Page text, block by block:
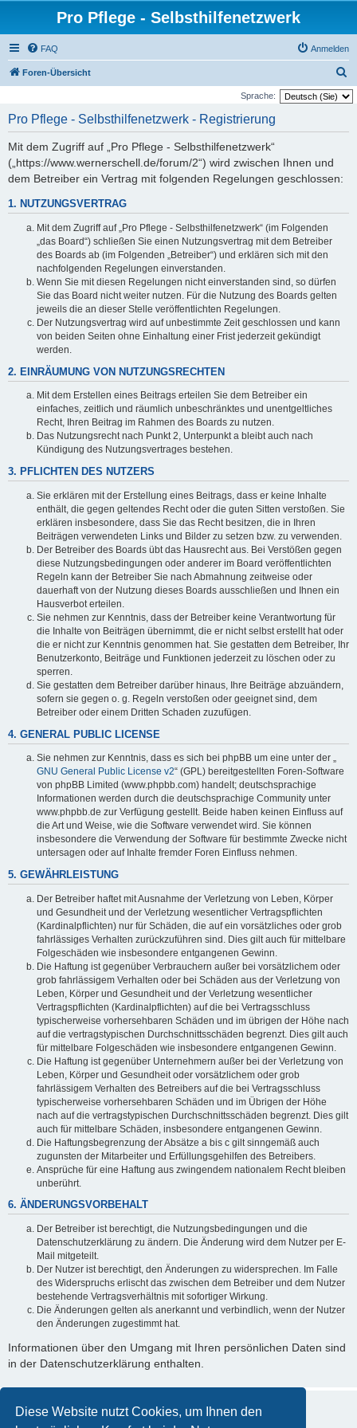
Diese Website nutzt Cookies, um Ihnen den
Pro Pflege - Selbsthilfenetzwerk
FAQ Anmelden
Foren-Übersicht
u
Sprache:
Pro Pflege - Selbsthilfenetzwerk - Registrierung
Mit dem Zugriff auf „Pro Pflege - Selbsthilfenetzwerk“
(„https://www.wernerschell.de/forum/2“) wird zwischen Ihnen und
dem Betreiber ein Vertrag mit folgenden Regelungen geschlossen:
1. NUTZUNGSVERTRAG
Mit dem Zugriff auf „Pro Pflege - Selbsthilfenetzwerk“ (im Folgenden
„das Board“) schließen Sie einen Nutzungsvertrag mit dem Betreiber
des Boards ab (im Folgenden „Betreiber“) und erklären sich mit den
nachfolgenden Regelungen einverstanden.
Wenn Sie mit diesen Regelungen nicht einverstanden sind, so dürfen
Sie das Board nicht weiter nutzen. Für die Nutzung des Boards gelten
jeweils die an dieser Stelle veröffentlichten Regelungen.
Der Nutzungsvertrag wird auf unbestimmte Zeit geschlossen und kann
von beiden Seiten ohne Einhaltung einer Frist jederzeit gekündigt
werden.
2. EINRÄUMUNG VON NUTZUNGSRECHTEN
Mit dem Erstellen eines Beitrags erteilen Sie dem Betreiber ein
einfaches, zeitlich und räumlich unbeschränktes und unentgeltliches
Recht, Ihren Beitrag im Rahmen des Boards zu nutzen.
Das Nutzungsrecht nach Punkt 2, Unterpunkt a bleibt auch nach
Kündigung des Nutzungsvertrages bestehen.
3. PFLICHTEN DES NUTZERS
Sie erklären mit der Erstellung eines Beitrags, dass er keine Inhalte
enthält, die gegen geltendes Recht oder die guten Sitten verstoßen. Sie
erklären insbesondere, dass Sie das Recht besitzen, die in Ihren
Beiträgen verwendeten Links und Bilder zu setzen bzw. zu verwenden.
Der Betreiber des Boards übt das Hausrecht aus. Bei Verstößen gegen
diese Nutzungsbedingungen oder anderer im Board veröffentlichten
Regeln kann der Betreiber Sie nach Abmahnung zeitweise oder
dauerhaft von der Nutzung dieses Boards ausschließen und Ihnen ein
Hausverbot erteilen.
Sie nehmen zur Kenntnis, dass der Betreiber keine Verantwortung für
die Inhalte von Beiträgen übernimmt, die er nicht selbst erstellt hat oder
die er nicht zur Kenntnis genommen hat. Sie gestatten dem Betreiber, Ihr
Benutzerkonto, Beiträge und Funktionen jederzeit zu löschen oder zu
sperren.
Sie gestatten dem Betreiber darüber hinaus, Ihre Beiträge abzuändern,
sofern sie gegen o. g. Regeln verstoßen oder geeignet sind, dem
Betreiber oder einem Dritten Schaden zuzufügen.
4. GENERAL PUBLIC LICENSE
Sie nehmen zur Kenntnis, dass es sich bei phpBB um eine unter der „
GNU General Public License v2“ (GPL) bereitgestellten Foren-Software
von phpBB Limited (www.phpbb.com) handelt; deutschsprachige
Informationen werden durch die deutschsprachige Community unter
www.phpbb.de zur Verfügung gestellt. Beide haben keinen Einfluss auf
die Art und Weise, wie die Software verwendet wird. Sie können
insbesondere die Verwendung der Software für bestimmte Zwecke nicht
untersagen oder auf Inhalte fremder Foren Einfluss nehmen.
5. GEWÄHRLEISTUNG
Der Betreiber haftet mit Ausnahme der Verletzung von Leben, Körper
und Gesundheit und der Verletzung wesentlicher Vertragspflichten
(Kardinalpflichten) nur für Schäden, die auf ein vorsätzliches oder grob
fahrlässiges Verhalten zurückzuführen sind. Dies gilt auch für mittelbare
Folgeschäden wie insbesondere entgangenen Gewinn.
Die Haftung ist gegenüber Verbrauchern außer bei vorsätzlichem oder
grob fahrlässigem Verhalten oder bei Schäden aus der Verletzung von
Leben, Körper und Gesundheit und der Verletzung wesentlicher
Vertragspflichten (Kardinalpflichten) auf die bei Vertragsschluss
typischerweise vorhersehbaren Schäden und im übrigen der Höhe nach
auf die vertragstypischen Durchschnittsschäden begrenzt. Dies gilt auch
für mittelbare Folgeschäden wie insbesondere entgangenen Gewinn.
Die Haftung ist gegenüber Unternehmern außer bei der Verletzung von
Leben, Körper und Gesundheit oder vorsätzlichem oder grob
fahrlässigem Verhalten des Betreibers auf die bei Vertragsschluss
typischerweise vorhersehbaren Schäden und im Übrigen der Höhe
nach auf die vertragstypischen Durchschnittsschäden begrenzt. Dies gilt
auch für mittelbare Schäden, insbesondere entgangenen Gewinn.
Die Haftungsbegrenzung der Absätze a bis c gilt sinngemäß auch
zugunsten der Mitarbeiter und Erfüllungsgehilfen des Betreibers.
Ansprüche für eine Haftung aus zwingendem nationalem Recht bleiben
unberührt.
6. ÄNDERUNGSVORBEHALT
Der Betreiber ist berechtigt, die Nutzungsbedingungen und die
Datenschutzerklärung zu ändern. Die Änderung wird dem Nutzer per E-
Mail mitgeteilt.
Der Nutzer ist berechtigt, den Änderungen zu widersprechen. Im Falle
des Widerspruchs erlischt das zwischen dem Betreiber und dem Nutzer
bestehende Vertragsverhältnis mit sofortiger Wirkung.
Die Änderungen gelten als anerkannt und verbindlich, wenn der Nutzer
den Änderungen zugestimmt hat.
Informationen über den Umgang mit Ihren persönlichen Daten sind
in der Datenschutzerklärung enthalten.